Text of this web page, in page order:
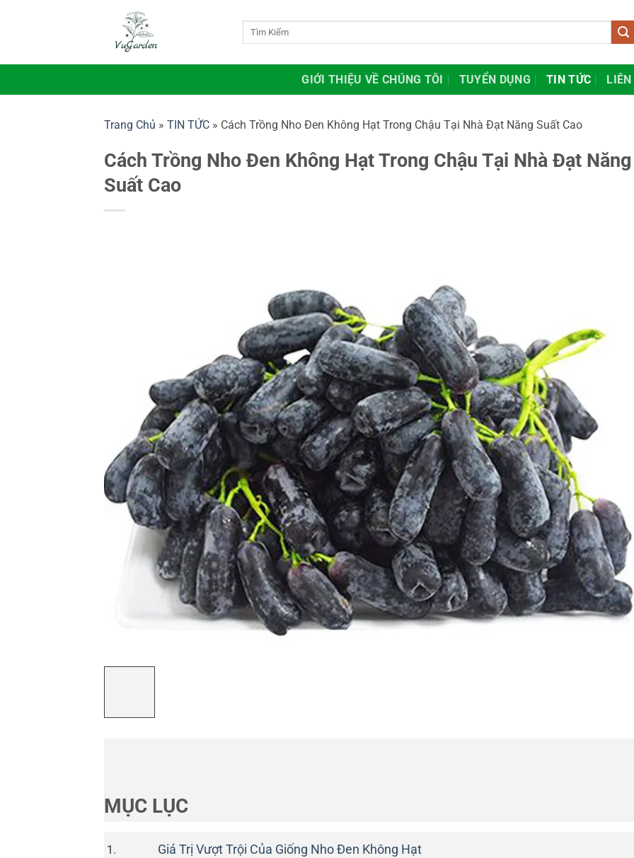
dung
GIỚI THIỆU VỀ CHÚNG TÔI TUYỂN DỤNG TIN TỨC LIÊN
Trang Chủ » TIN TỨC » Cách Trồng Nho Đen Không Hạt Trong Chậu Tại Nhà Đạt Năng Suất Cao
Cách Trồng Nho Đen Không Hạt Trong Chậu Tại Nhà Đạt Năng
Suất Cao
MỤC LỤC
Giá Trị Vượt Trội Của Giống Nho Đen Không Hạt